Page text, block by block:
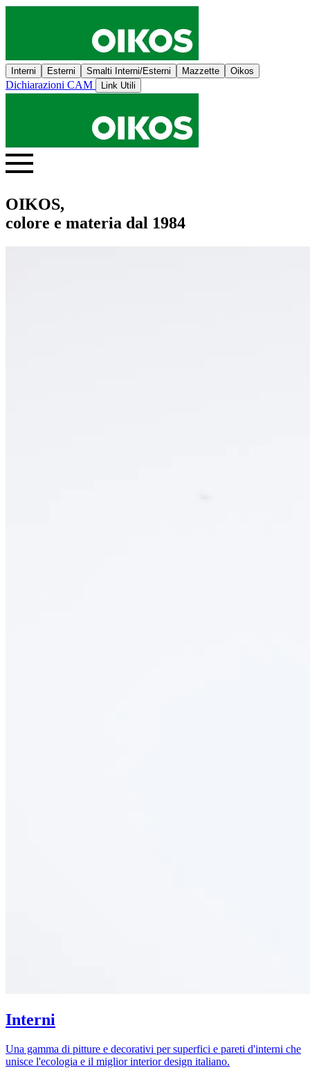
Interni Esterni Smalti Interni/Esterni Mazzette Oikos
Dichiarazioni CAM Link Utili
OIKOS,
colore e materia dal 1984
Interni
Una gamma di pitture e decorativi per superfici e pareti d'interni che
unisce l'ecologia e il miglior interior design italiano.